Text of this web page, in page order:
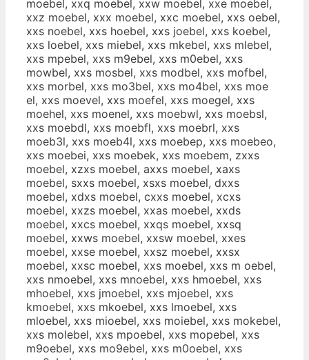
moebel, xxq moebel, xxw moebel, xxe moebel,
xxz moebel, xxx moebel, xxc moebel, xxs oebel,
xxs noebel, xxs hoebel, xxs joebel, xxs koebel,
xxs loebel, xxs miebel, xxs mkebel, xxs mlebel,
xxs mpebel, xxs m9ebel, xxs m0ebel, xxs
mowbel, xxs mosbel, xxs modbel, xxs mofbel,
xxs morbel, xxs mo3bel, xxs mo4bel, xxs moe
el, xxs moevel, xxs moefel, xxs moegel, xxs
moehel, xxs moenel, xxs moebwl, xxs moebsl,
xxs moebdl, xxs moebfl, xxs moebrl, xxs
moeb3l, xxs moeb4l, xxs moebep, xxs moebeo,
xxs moebei, xxs moebek, xxs moebem, zxxs
moebel, xzxs moebel, axxs moebel, xaxs
moebel, sxxs moebel, xsxs moebel, dxxs
moebel, xdxs moebel, cxxs moebel, xcxs
moebel, xxzs moebel, xxas moebel, xxds
moebel, xxcs moebel, xxqs moebel, xxsq
moebel, xxws moebel, xxsw moebel, xxes
moebel, xxse moebel, xxsz moebel, xxsx
moebel, xxsc moebel, xxs moebel, xxs m oebel,
xxs nmoebel, xxs mnoebel, xxs hmoebel, xxs
mhoebel, xxs jmoebel, xxs mjoebel, xxs
kmoebel, xxs mkoebel, xxs lmoebel, xxs
mloebel, xxs mioebel, xxs moiebel, xxs mokebel,
xxs molebel, xxs mpoebel, xxs mopebel, xxs
m9oebel, xxs mo9ebel, xxs m0oebel, xxs